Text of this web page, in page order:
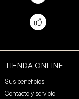
TIENDA ONLINE
Sus beneficios
Contacto y servicio